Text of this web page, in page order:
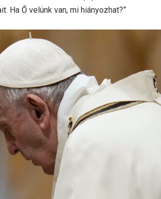
Ha Ő velünk van, mi hiányozhat?”